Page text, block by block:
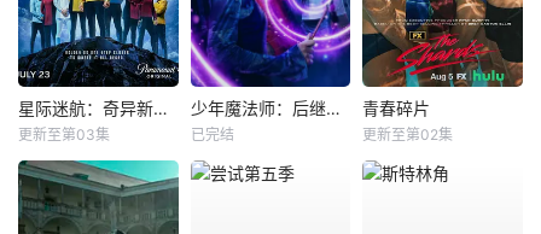
星际迷航：奇异新世界第四季
更新至第03集
少年魔法师：后继者第三季
已完结
青春碎片
更新至第02集